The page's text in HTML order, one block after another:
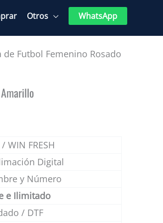
Otros WhatsApp
de Futbol Femenino Rosado
/ WIN FRESH
Digital
y Número
e Ilimitado
/ DTF